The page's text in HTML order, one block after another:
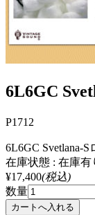
6L6GC
P1712
6L6GC Svetlana-
在庫状態 : 在庫有
¥17,400(税込)
数量